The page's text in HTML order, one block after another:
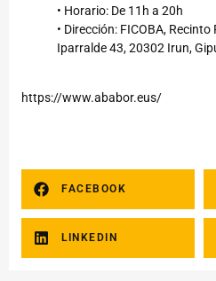
• Horario: De 11h a 20h
• Dirección: FICOBA,
Iparralde 43, 20302 Irun,
https://www.ababor.eus/
FACEBOOK
LINKEDIN